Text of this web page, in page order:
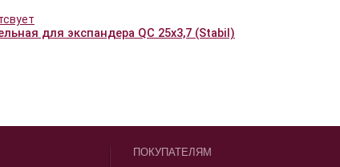
для экспандера QC 25х3,7 (Stabil)
ПОКУПАТЕЛЯМ